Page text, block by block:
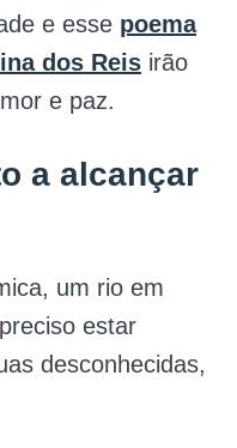
e esse poema
dos Reis irão
e paz.
a alcançar
um rio em
estar
desconhecidas,